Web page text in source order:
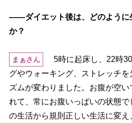
――ダイエット後は、どのように
か？
まぁさん
5時に起床し、22時
グやウォーキング、ストレッチを
ズムが変わりました。お腹が空
れて、常にお腹いっぱいの状態
の生活から規則正しい生活に変